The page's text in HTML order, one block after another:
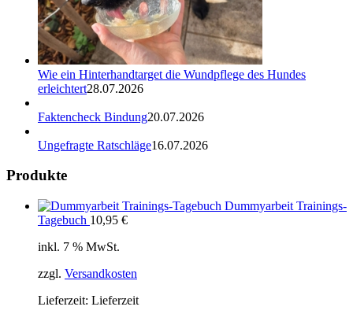
Wie ein Hinterhandtarget die Wundpflege des Hundes
erleichtert28.07.2026
Faktencheck Bindung20.07.2026
Ungefragte Ratschläge16.07.2026
Produkte
Dummyarbeit Trainings-
Tagebuch 10,95 €
inkl. 7 % MwSt.
zzgl. Versandkosten
Lieferzeit: Lieferzeit